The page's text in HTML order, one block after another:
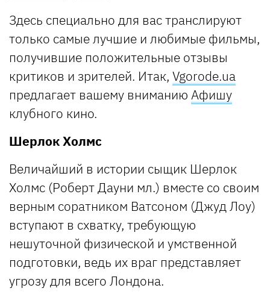
Здесь специально для вас транслируют
только самые лучшие и любимые фильмы,
получившие положительные отзывы
критиков и зрителей. Итак, Vgorode.ua
предлагает вашему вниманию Афишу
клубного кино.
Шерлок Холмс
Величайший в истории сыщик Шерлок
Холмс (Роберт Дауни мл.) вместе со своим
верным соратником Ватсоном (Джуд Лоу)
вступают в схватку, требующую
нешуточной физической и умственной
подготовки, ведь их враг представляет
угрозу для всего Лондона.